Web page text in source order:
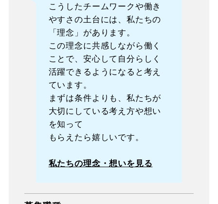
こうしたチームワークや働き
やすさの土台には、私たちの
「理念」があります。
この理念に共感しながら働く
ことで、安心して自分らしく
活躍できるようになると考え
ています。
まずは条件よりも、私たちが
大切にしている考え方や想い
を知って
もらえたら嬉しいです。
私たちの理念・想いを見る